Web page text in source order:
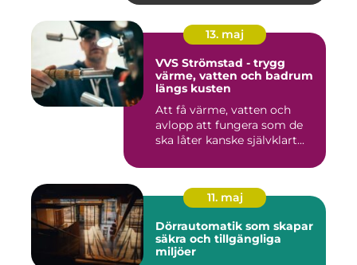
13. maj
VVS Strömstad - trygg
värme, vatten och badrum
längs kusten
Att få värme, vatten och
avlopp att fungera som de
ska låter kanske självklart...
11. maj
Dörrautomatik som skapar
säkra och tillgängliga
miljöer